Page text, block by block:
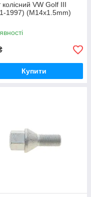
колісний VW Golf III
1997) (M14x1.5mm)
Купити